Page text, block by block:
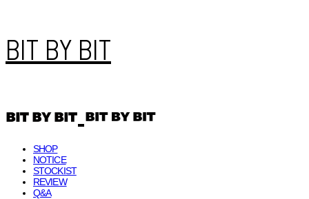
BIT BY BIT
SHOP
NOTICE
STOCKIST
REVIEW
Q&A